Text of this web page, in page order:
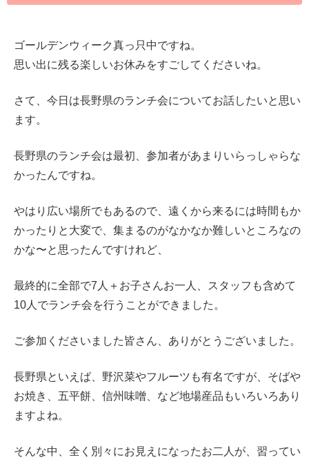
ゴールデンウィーク真っ只中ですね。
思い出に残る楽しいお休みをすごしてくださいね。
さて、今日は長野県のランチ会についてお話したいと思い
ます。
長野県のランチ会は最初、参加者があまりいらっしゃらな
かったんですね。
やはり広い場所でもあるので、遠くから来るには時間もか
かったりと大変で、集まるのがなかなか難しいところなの
かな〜と思ったんですけれど、
最終的に全部で7人＋お子さんお一人、スタッフも含めて
10人でランチ会を行うことができました。
ご参加くださいました皆さん、ありがとうございました。
長野県といえば、野沢菜やフルーツも有名ですが、そばや
お焼き、五平餅、信州味噌、など地場産品もいろいろあり
ますよね。
そんな中、全く別々にお見えになったお二人が、習ってい